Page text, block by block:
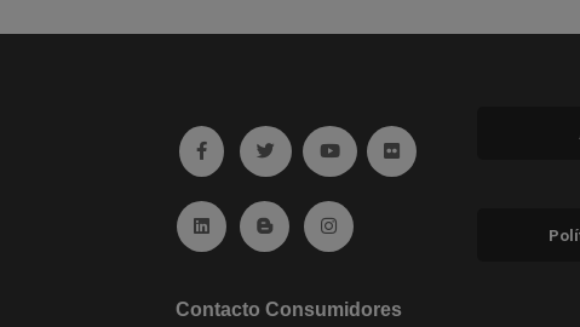
Ir a facebook (abre en ventana nueva)
Ir a twitter (abre en ventana nueva)
Ir a YouTube (abre en ventana
Ir a Flickr (abre en
Ir a Linkedin (abre en ventana nueva)
Ir al Blog (abre en ventana nueva)
Ir a Instagram (abre en ventana
Contacto Consumidores